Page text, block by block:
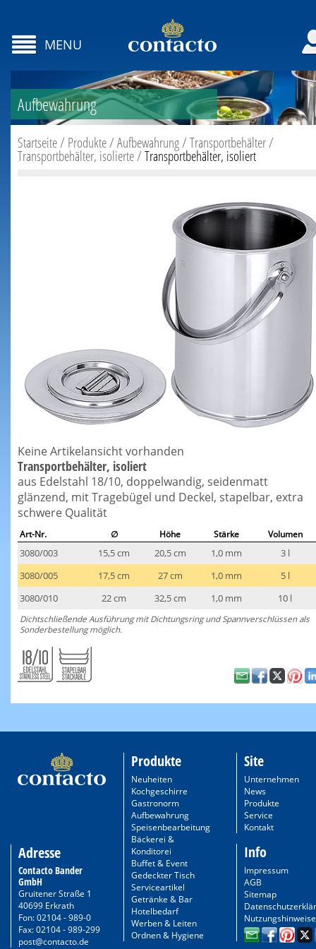
MENU
Aufbewahrung
Startseite/ Produkte/Aufbewahrung/Transportbehälter/
Transportbehälter, isolierte/Transportbehälter, isoliert
Keine Artikelansicht vorhanden
Transportbehälter, isoliert
aus Edelstahl 18/10, doppelwandig, seidenmatt
glänzend, mit Tragebügel und Deckel, stapelbar, extra
schwere Qualität
Art-Nr. ∅ Höhe Stärke Volumen
3080/003 15,5 cm 20,5 cm 1,0 mm
3 l
3080/005
17,5 cm 27 cm 1,0 mm
5 l
3080/010
22 cm 32,5 cm 1,0 mm 10 l
Dichtschließende Ausführung mit Dichtungsring und Spannverschlüssen als
Sonderbestellung möglich.
Adresse
Contacto Bander
GmbH
Gruitener Straße 1
40699 Erkrath
Fon: 02104 - 989-0
Fax: 02104 - 989-299
post@contacto.de
Produkte
Neuheiten
Kochgeschirre
Gastronorm
Aufbewahrung
Speisenbearbeitung
Bäckerei &
Konditorei
Buffet & Event
Gedeckter Tisch
Serviceartikel
Getränke & Bar
Hotelbedarf
Werben & Leiten
Ordnen & Hygiene
Site
Unternehmen
News
Produkte
Service
Kontakt
Info
Impressum
AGB
Sitemap
Nutzungshinweise